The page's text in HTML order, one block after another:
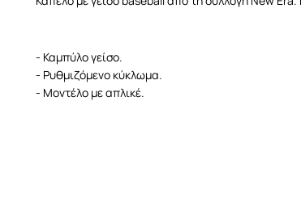
- Καμπύλο γείσο.
- Ρυθμιζόμενο κύκλωμα.
- Μοντέλο με απλικέ.